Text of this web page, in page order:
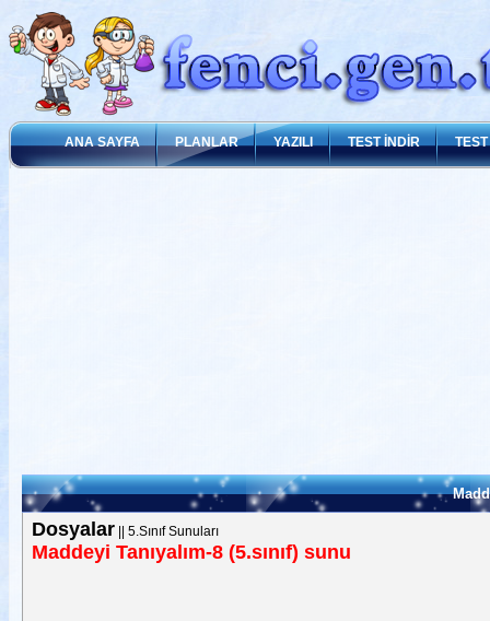
ANA SAYFA PLANLAR YAZILI TEST İNDİR
Dosyalar|| 5.Sınıf Sunuları
Maddeyi Tanıyalım-8 (5.sınıf) sunu